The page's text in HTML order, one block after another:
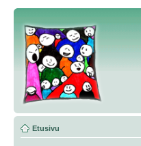
Etusivu